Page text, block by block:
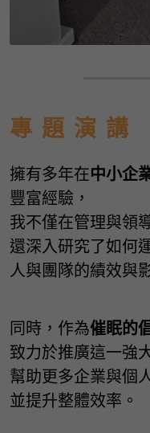
專  題  演  講
擁有多年在中小企
豐富經驗，
我不僅在管理與領
還深入研究了如何
人與團隊的績效與
同時，作為催眠的
致力於推廣這一強
幫助更多企業與個
並提升整體效率。